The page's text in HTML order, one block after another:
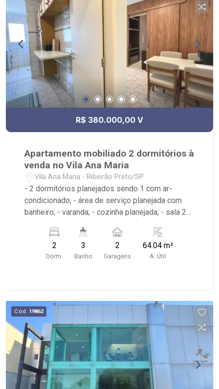
R$ 380.000,00 V
Apartamento mobiliado 2 dormitórios à
venda no Vila Ana Maria
Vila Ana Maria - Ribeirão Preto/SP
- 2 dormitórios planejados sendo 1 com ar-
condicionado; - área de serviço planejada com
banheiro; - varanda; - cozinha planejada; - sala 2
com box e espelho;
2
Dorm.
3
Banho
2
Garagens
64.04 m²
A. Útil
Cód. 19862